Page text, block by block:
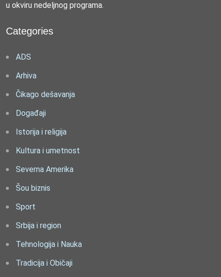
u okviru nedeljnog programa.
Categories
ADS
Arhiva
Čikago dešavanja
Događaji
Istorija i religija
Kultura i umetnost
Severna Amerika
Šou biznis
Sport
Srbija i region
Tehnologija i Nauka
Tradicija i Običaji